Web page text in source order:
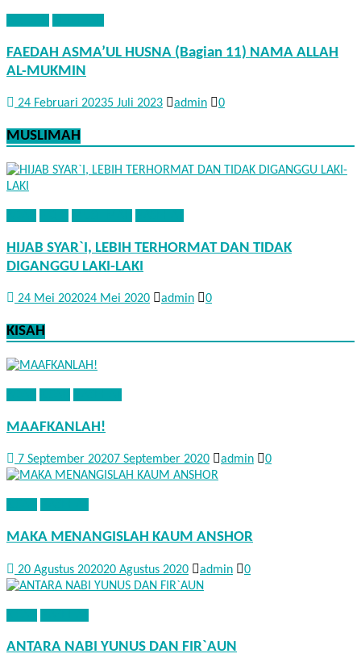
FAEDAH ASMA’UL HUSNA (Bagian 11) NAMA ALLAH
AL-MUKMIN
24 Februari 20235 Juli 2023 admin 0
MUSLIMAH
HIJAB SYAR`I, LEBIH TERHORMAT DAN TIDAK
DIGANGGU LAKI-LAKI
24 Mei 202024 Mei 2020 admin 0
KISAH
MAAFKANLAH!
7 September 20207 September 2020 admin 0
MAKA MENANGISLAH KAUM ANSHOR
20 Agustus 202020 Agustus 2020 admin 0
ANTARA NABI YUNUS DAN FIR`AUN